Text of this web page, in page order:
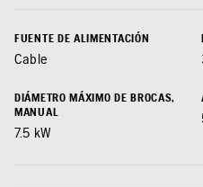
FUENTE DE ALIMENTACIÓN
Cable
DIÁMETRO MÁXIMO DE BROCAS,
MANUAL
7.5 kW